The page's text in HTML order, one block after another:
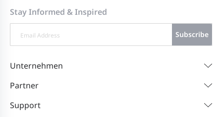
Stay Informed & Inspired
Subscribe
Unternehmen
Partner
Support